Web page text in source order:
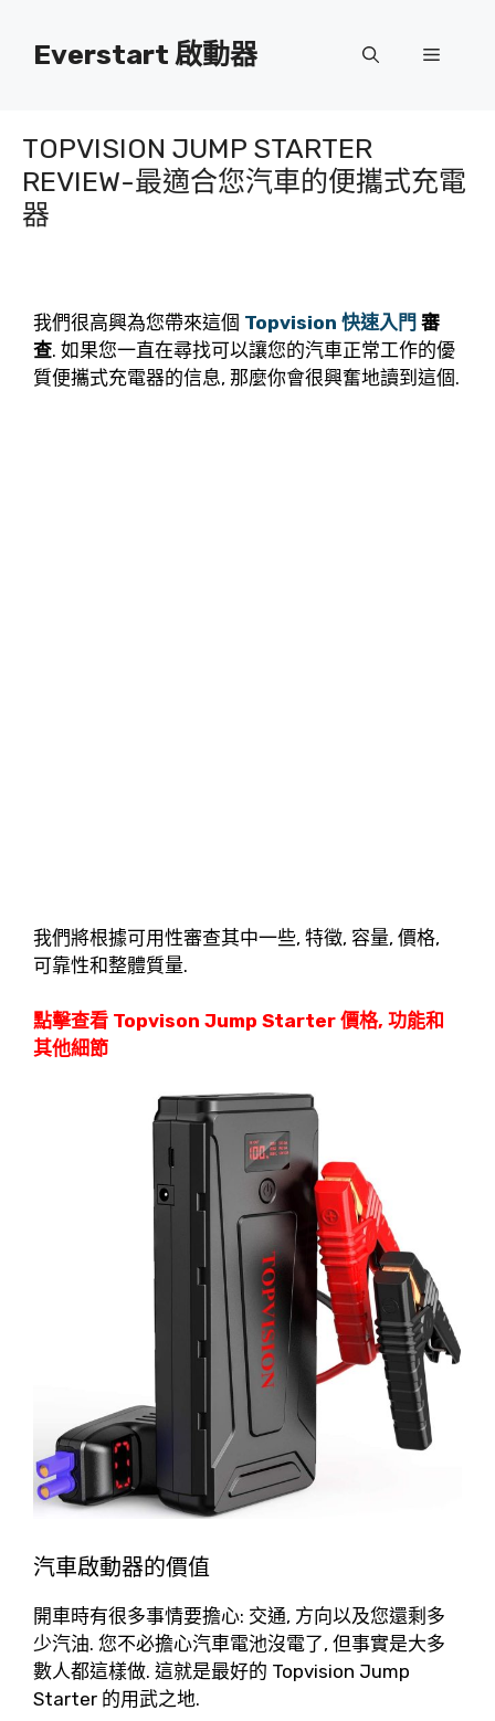
Everstart 啟動器 菜
TOPVISION JUMP STARTER
REVIEW-最適合您汽車的便攜式充電
器
我們很高興為您帶來這個 Topvision 快速入門 審
查. 如果您一直在尋找可以讓您的汽車正常工作的優
質便攜式充電器的信息, 那麼你會很興奮地讀到這個.
我們將根據可用性審查其中一些, 特徵, 容量, 價格,
可靠性和整體質量.
點擊查看 Topvison Jump Starter 價格, 功能和
其他細節
汽車啟動器的價值
開車時有很多事情要擔心: 交通, 方向以及您還剩多
少汽油. 您不必擔心汽車電池沒電了, 但事實是大多
數人都這樣做. 這就是最好的 Topvision Jump
Starter 的用武之地.